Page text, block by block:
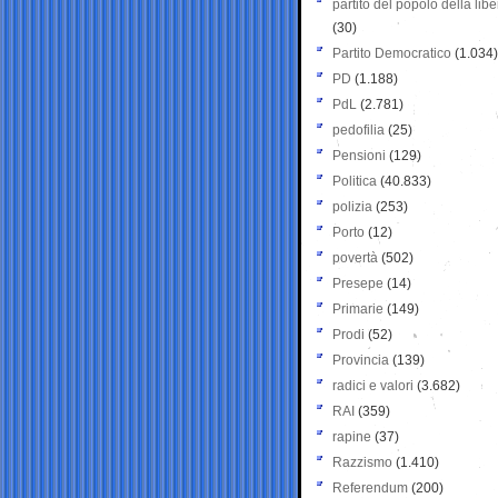
partito del popolo della
(30)
Partito Democratico (1.034)
PD (1.188)
PdL (2.781)
pedofilia (25)
Pensioni (129)
Politica (40.833)
polizia (253)
Porto (12)
povertà (502)
Presepe (14)
Primarie (149)
Prodi (52)
Provincia (139)
radici e valori (3.682)
RAI (359)
rapine (37)
Razzismo (1.410)
Referendum (200)